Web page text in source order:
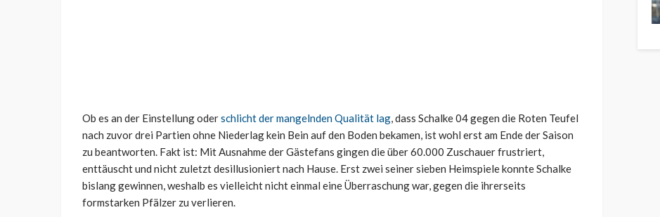
Ob es an der Einstellung oderschlicht der mangelnden Qualität lag, dass Schalke 04 gegen die Roten Teufel
nach zuvor drei Partien ohne Niederlag kein Bein auf den Boden bekamen, ist wohl erst am Ende der Saison
zu beantworten. Fakt ist: Mit Ausnahme der Gästefans gingen die über 60.000 Zuschauer frustriert,
enttäuscht und nicht zuletzt desillusioniert nach Hause. Erst zwei seiner sieben Heimspiele konnte Schalke
bislang gewinnen, weshalb es vielleicht nicht einmal eine Überraschung war, gegen die ihrerseits
formstarken Pfälzer zu verlieren.